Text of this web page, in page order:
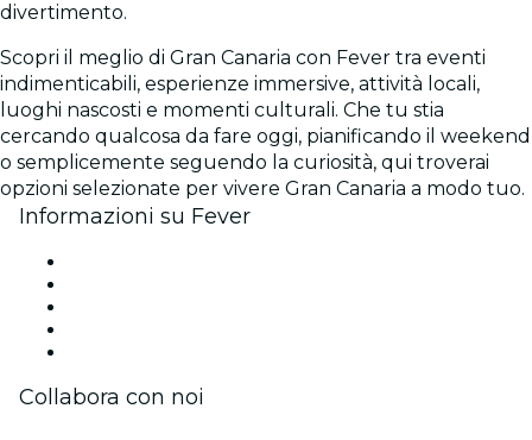
divertimento.
Scopri il meglio di Gran Canaria con Fever tra eventi
indimenticabili, esperienze immersive, attività locali,
luoghi nascosti e momenti culturali. Che tu stia
cercando qualcosa da fare oggi, pianificando il weekend
o semplicemente seguendo la curiosità, qui troverai
opzioni selezionate per vivere Gran Canaria a modo tuo.
Informazioni su Fever
Collabora con noi